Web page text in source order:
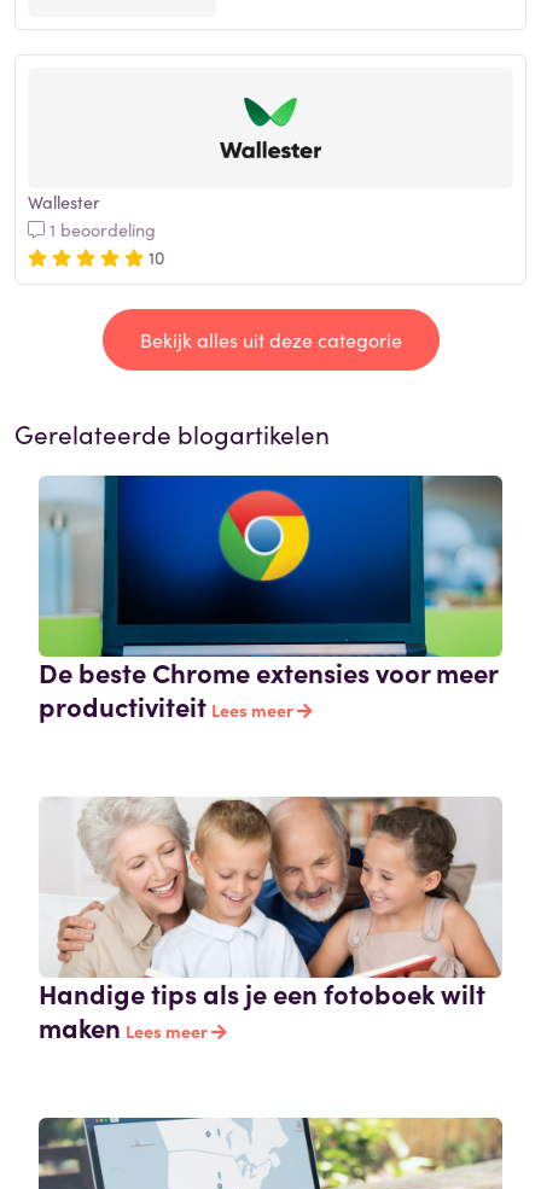
Wallester
1 beoordeling
10
Bekijk alles uit deze categorie
Gerelateerde blogartikelen
De beste Chrome extensies voor meer
productiviteit Lees meer
Handige tips als je een fotoboek wilt
maken Lees meer